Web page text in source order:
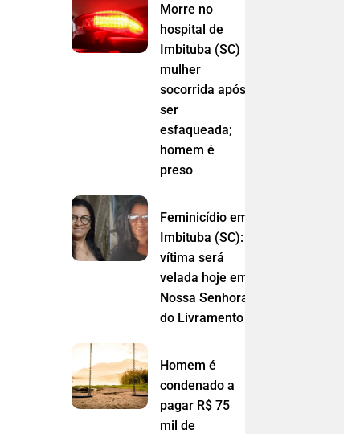
Morre no
hospital de
Imbituba (SC)
mulher
socorrida após
ser
esfaqueada;
homem é
preso
Feminicídio em
Imbituba (SC):
vítima será
velada hoje em
Nossa Senhora
do Livramento (MT)
Homem é
condenado a
pagar R$ 75
mil de